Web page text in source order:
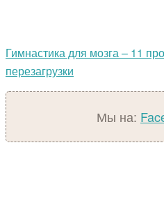
Гимнастика для мозга – 11
перезагрузки
Мы на: